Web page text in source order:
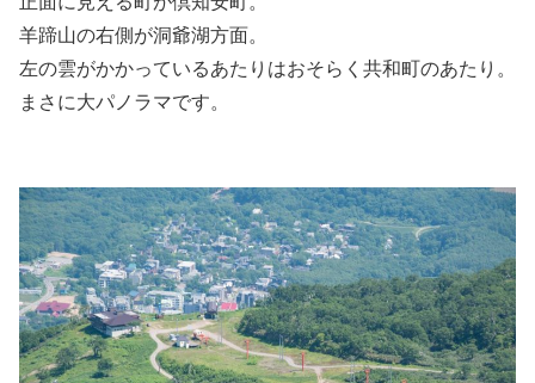
羊蹄山の右側が洞爺湖方面。
左の雲がかかっているあたりはおそらく共和町のあたり。
まさに大パノラマです。